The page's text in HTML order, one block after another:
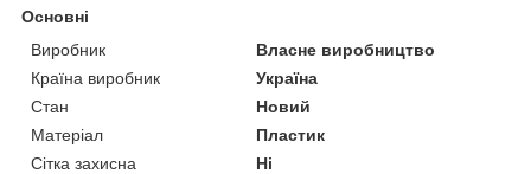
Основні
Виробник
Власне виробництво
Країна виробник
Україна
Стан
Новий
Матеріал
Пластик
Сітка захисна
Ні